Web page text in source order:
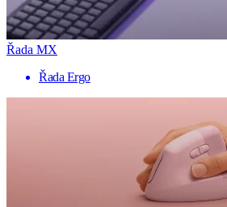
Řada MX
Řada Ergo